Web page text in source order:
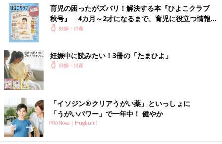
育児の困ったがズバリ！解決する本『ひよこクラブ
秋号』 4カ月～2才になるまで、育児に役立つ情報が
いっぱい！
妊娠・出産
妊娠中に読みたい！3冊の「たまひよ」
妊娠・出産
「イソジン®クリアうがい薬」といっしょに
「うがいパワー」で一年中！ 健やか
PR(iNova｜Hugkum)